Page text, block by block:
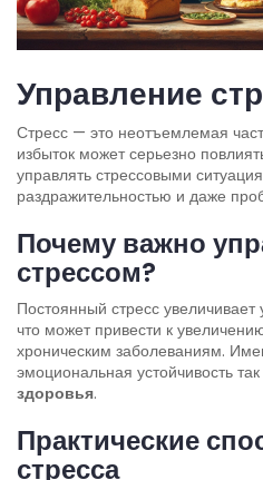
Управление
Стресс — это неотъемлемая
избыток может серьезно
управлять стрессовыми
раздражительностью и даже
Почему важно
стрессом?
Постоянный стресс увеличивает
что может привести к
хроническим заболеваниям.
эмоциональная устойчивость
здоровья.
Практические
стресса